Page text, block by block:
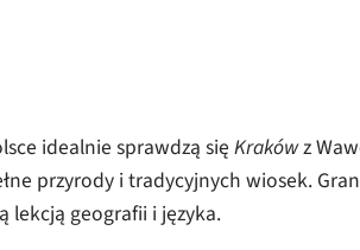
idealnie sprawdzą się Krakówz
przyrody i tradycyjnych wiosek.
lekcją geografii i języka.